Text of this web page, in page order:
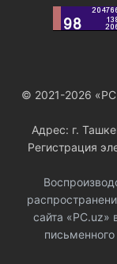
© 2021-2026
Адрес: г.
Регистрация
сайта «PC.uz»